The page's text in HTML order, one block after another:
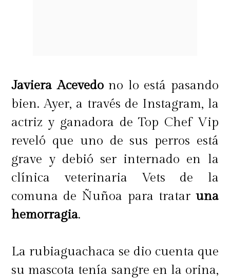
Javiera Acevedono lo está pasando
bien. Ayer, a través de Instagram, la
actriz y ganadora de Top Chef Vip
reveló que uno de sus perros está
grave y debió ser internado en la
clínica veterinaria Vets de la
comuna de Ñuñoa para trataruna
hemorragia.
La rubiaguachaca se dio cuenta que
su mascota tenía sangre en la orina,